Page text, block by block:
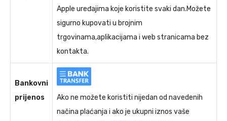
Apple uređajima koje koristite svaki dan.Možete
sigurno kupovati u brojnim
trgovinama,aplikacijama i web stranicama bez
kontakta.
Bankovni
prijenos
Ako ne možete koristiti nijedan od navedenih
načina plaćanja i ako je ukupni iznos vaše